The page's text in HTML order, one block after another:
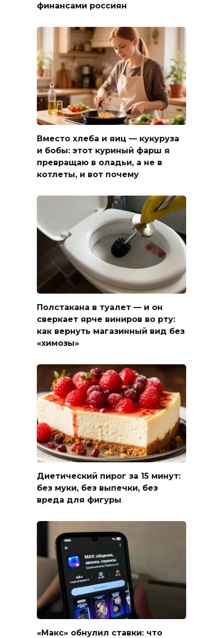
финансами россиян
Вместо хлеба и яиц — кукуруза
и бобы: этот куриный фарш я
превращаю в оладьи, а не в
котлеты, и вот почему
Полстакана в туалет — и он
сверкает ярче виниров во рту:
как вернуть магазинный вид без
«химозы»
Диетический пирог за 15 минут:
без муки, без выпечки, без
вреда для фигуры
«Макс» обнулил ставки: что